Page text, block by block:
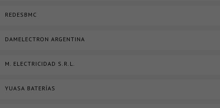
REDESBMC
DAMELECTRON ARGENTINA
M. ELECTRICIDAD S.R.L.
YUASA BATERÍAS